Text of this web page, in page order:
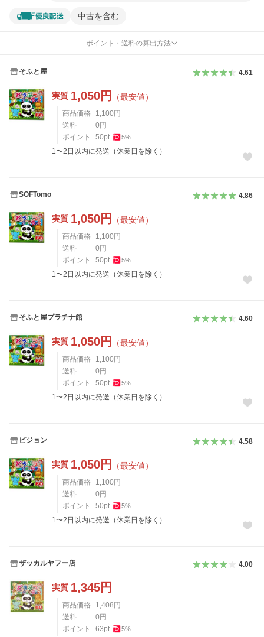
中古を含む
ポイント・送料の算出方法
そふと屋 4.61
実質 1,050円 （最安値）
商品価格 1,100 円
送料
0 円
ポイント
50pt 5%
1〜2日以内に発送（休業日を除く）
SOFTomo 4.86
実質 1,050円 （最安値）
商品価格 1,100 円
送料
0 円
ポイント
50pt 5%
1〜2日以内に発送（休業日を除く）
そふと屋プラチナ館 4.60
実質 1,050円 （最安値）
商品価格 1,100 円
送料
0 円
ポイント
50pt 5%
1〜2日以内に発送（休業日を除く）
ピジョン 4.58
実質 1,050円 （最安値）
商品価格 1,100 円
送料
0 円
ポイント
50pt 5%
1〜2日以内に発送（休業日を除く）
ザッカルヤフー店 4.00
実質 1,345円
商品価格 1,408 円
送料
0 円
ポイント
63pt 5%